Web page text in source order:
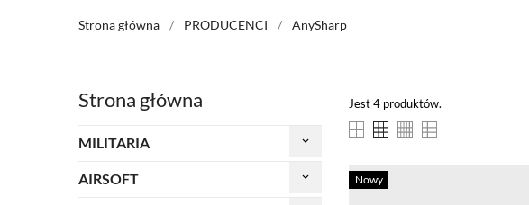
Strona główna PRODUCENCI AnySharp
Strona główna
MILITARIA keyboard_arrow_down
AIRSOFT keyboard_arrow_down
Jest 4 produktów.
Nowy